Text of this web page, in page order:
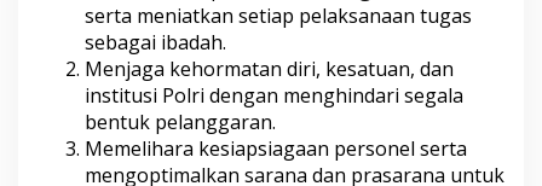
serta meniatkan setiap pelaksanaan tugas
sebagai ibadah.
Menjaga kehormatan diri, kesatuan, dan
institusi Polri dengan menghindari segala
bentuk pelanggaran.
Memelihara kesiapsiagaan personel serta
mengoptimalkan sarana dan prasarana untuk